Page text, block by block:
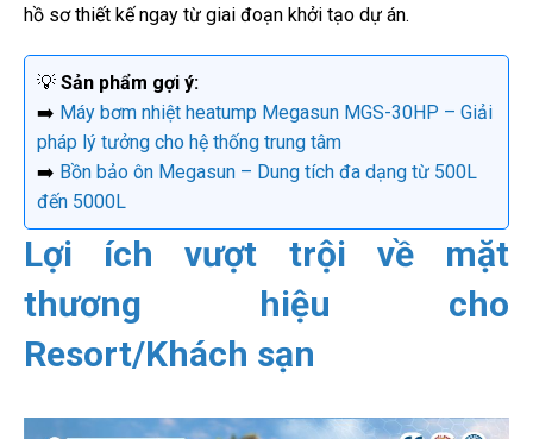
hồ sơ thiết kế ngay từ giai đoạn khởi tạo dự án.
💡 Sản phẩm gợi ý:
➡️ Máy bơm nhiệt heatump Megasun MGS-30HP – Giải
pháp lý tưởng cho hệ thống trung tâm
➡️ Bồn bảo ôn Megasun – Dung tích đa dạng từ 500L
đến 5000L
Lợi ích vượt trội về mặt
thương hiệu cho
Resort/Khách sạn